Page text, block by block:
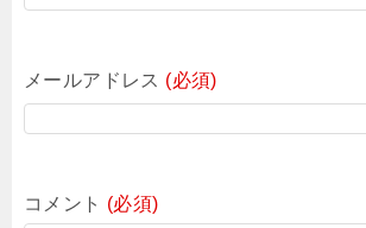
メールアドレス (必須)
コメント (必須)